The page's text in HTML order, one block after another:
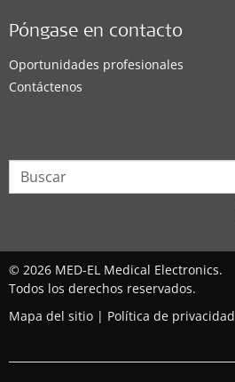
Póngase en contacto
Oportunidades profesionales
Contáctenos
© 2026 MED-EL Medical Electronics.
Todos los derechos reservados.
Mapa del sitio | Política de privacidad